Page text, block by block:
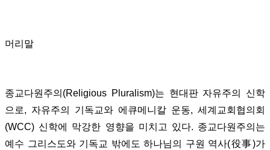
머리말
종교다원주의(Religious Pluralism)는 현대판 자유주의 신학
으로, 자유주의 기독교와 에큐메니칼 운동, 세계교회협의회
(WCC) 신학에 막강한 영향을 미치고 있다. 종교다원주의는
예수 그리스도와 기독교 밖에도 하나님의 구원 역사(役事)가